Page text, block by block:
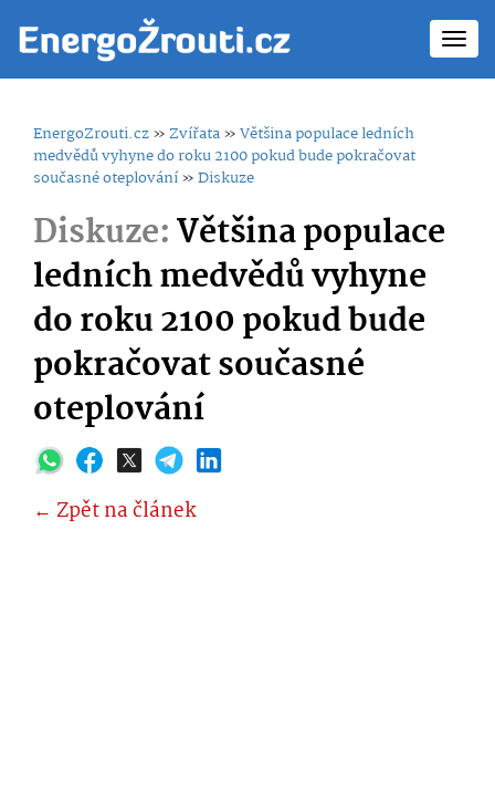
EnergoZrouti.cz»Zvířata»Většina populace ledních
medvědů vyhyne do roku 2100 pokud bude pokračovat
současné oteplování»Diskuze
Diskuze:Většina populace
ledních medvědů vyhyne
do roku 2100 pokud bude
pokračovat současné
oteplování
← Zpět na článek